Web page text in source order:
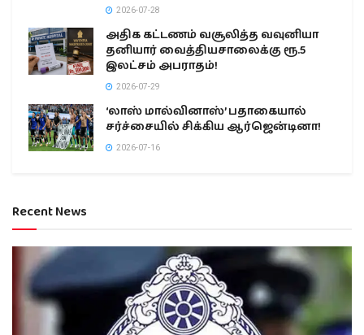
2026-07-28
அதிக கட்டணம் வசூலித்த வவுனியா
தனியார் வைத்தியசாலைக்கு ரூ.5
இலட்சம் அபராதம்!
2026-07-29
‘லாஸ் மால்வினாஸ்’ பதாகையால்
சர்ச்சையில் சிக்கிய ஆர்ஜென்டினா!
2026-07-16
Recent News